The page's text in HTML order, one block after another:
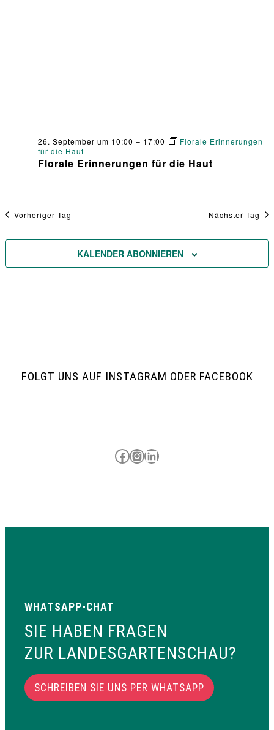
Florale Erinnerungen für die Haut
26. September um 10:00 – 17:00
Florale Erinnerungen
für die Haut
Vorheriger Tag Nächster Tag
KALENDER ABONNIEREN
FOLGT UNS AUF INSTAGRAM ODER FACEBOOK
Besuche uns auf Facebook
Besuche uns auf Instagram
LinkedIn
WHATSAPP-CHAT
SIE HABEN FRAGEN
ZUR LANDESGARTENSCHAU?
SCHREIBEN SIE UNS PER WHATSAPP